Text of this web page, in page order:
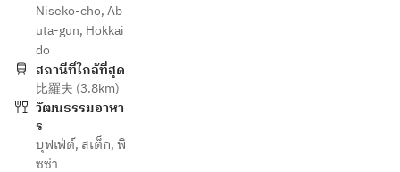
Niseko-cho, Ab
uta-gun, Hokkai
do
สถานีที่ใกล้ที่สุด
比羅夫 (3.8km)
วัฒนธรรมอาหา
ร
บุฟเฟ่ต์, สเต็ก, พิ
ซซ่า